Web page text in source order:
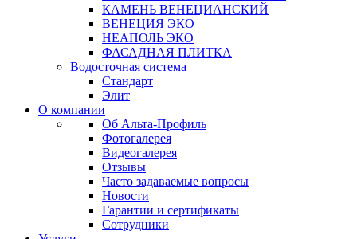
КАМЕНЬ ВЕНЕЦИАНСКИЙ
ВЕНЕЦИЯ ЭКО
НЕАПОЛЬ ЭКО
ФАСАДНАЯ ПЛИТКА
Водосточная система
Стандарт
Элит
О компании
Об Альта-Профиль
Фотогалерея
Видеогалерея
Отзывы
Часто задаваемые вопросы
Новости
Гарантии и сертификаты
Сотрудники